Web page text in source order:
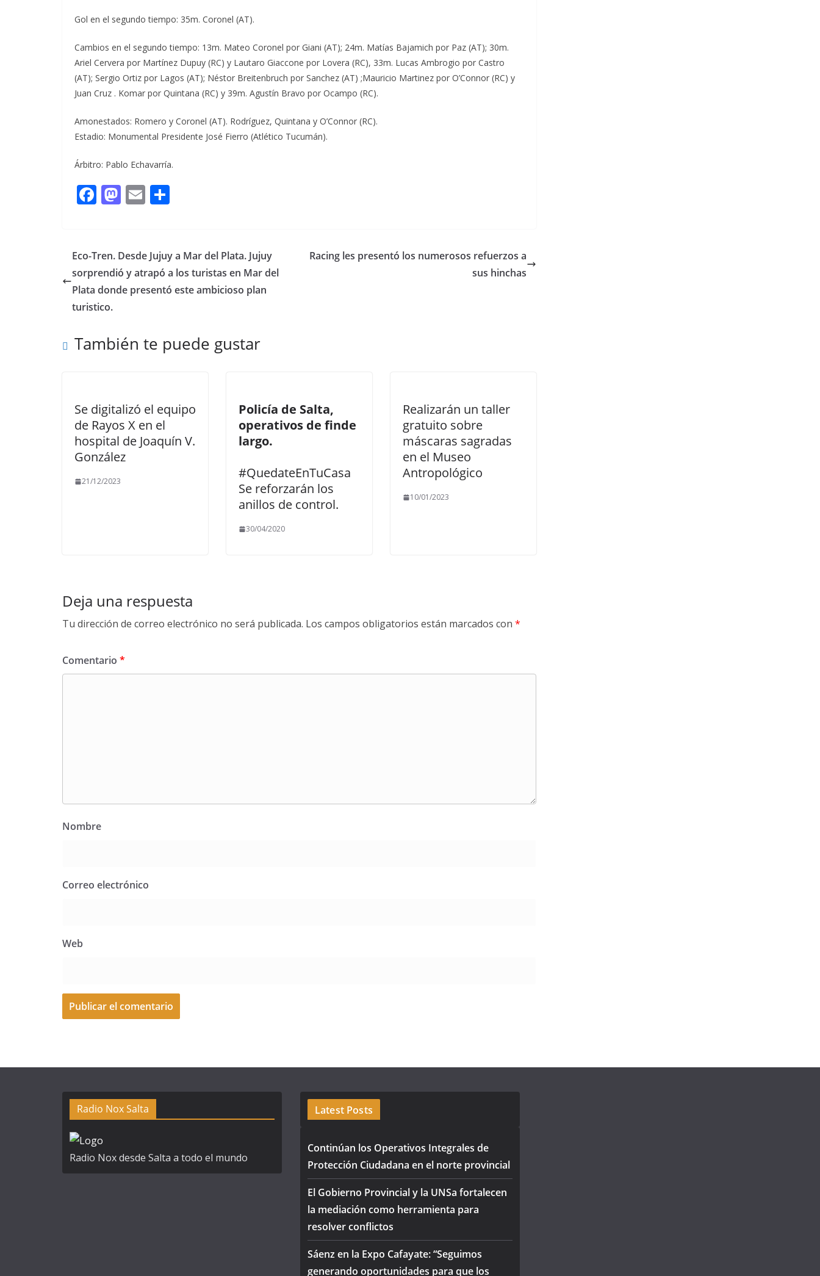
Gol en el segundo tiempo: 35m. Coronel (AT).
Cambios en el segundo tiempo: 13m. Mateo Coronel por Giani (AT); 24m. Matías Bajamich por Paz (AT); 30m.
Ariel Cervera por Martínez Dupuy (RC) y Lautaro Giaccone por Lovera (RC), 33m. Lucas Ambrogio por Castro
(AT); Sergio Ortiz por Lagos (AT); Néstor Breitenbruch por Sanchez (AT) ;Mauricio Martinez por O’Connor (RC) y
Juan Cruz . Komar por Quintana (RC) y 39m. Agustín Bravo por Ocampo (RC).
Amonestados: Romero y Coronel (AT). Rodríguez, Quintana y O’Connor (RC).
Estadio: Monumental Presidente José Fierro (Atlético Tucumán).
Árbitro: Pablo Echavarría.
F
b
o
o
k
M
d
o
n
E
l p
ar
ti
Eco-Tren. Desde Jujuy a Mar del Plata. Jujuy
sorprendió y atrapó a los turistas en Mar del
Plata donde presentó este ambicioso plan
turistico.
Racing les presentó los numerosos refuerzos a
sus hinchas
También te puede gustar
Se digitalizó el equipo
de Rayos X en el
hospital de Joaquín V.
González
21/12/2023
Policía de Salta,
operativos de finde
largo.
#QuedateEnTuCasa
Se reforzarán los
anillos de control.
30/04/2020
Realizarán un taller
gratuito sobre
máscaras sagradas
en el Museo
Antropológico
10/01/2023
Deja una respuesta
Tu dirección de correo electrónico no será publicada. Los campos obligatorios están marcados con *
Comentario *
Nombre
Correo electrónico
Web
Radio Nox Salta
Radio Nox desde Salta a todo el mundo
Latest Posts
Continúan los Operativos Integrales de
Protección Ciudadana en el norte provincial
El Gobierno Provincial y la UNSa fortalecen
la mediación como herramienta para
resolver conflictos
Sáenz en la Expo Cafayate: “Seguimos
generando oportunidades para que los